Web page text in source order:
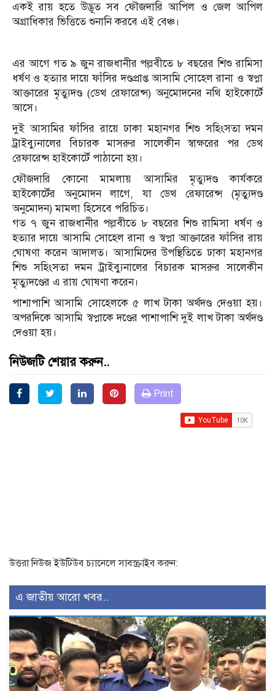
একই রায় হতে উদ্ভূত সব ফৌজদারি আপিল ও জেল আপিল
অগ্রাধিকার ভিত্তিতে শুনানি করবে এই বেঞ্চ।
এর আগে গত ৯ জুন রাজধানীর পল্লবীতে ৮ বছরের শিশু রামিসা
ধর্ষণ ও হত্যার দায়ে ফাঁসির দণ্ডপ্রাপ্ত আসামি সোহেল রানা ও স্বপ্না
আক্তারের মৃত্যুদণ্ড (ডেথ রেফারেন্স) অনুমোদনের নথি হাইকোর্টে
আসে।
দুই আসামির ফাঁসির রায়ে ঢাকা মহানগর শিশু সহিংসতা দমন
ট্রাইব্যুনালের বিচারক মাসরুর সালেকীন স্বাক্ষরের পর ডেথ
রেফারেন্স হাইকোর্টে পাঠানো হয়।
ফৌজদারি কোনো মামলায় আসামির মৃত্যুদণ্ড কার্যকরে
হাইকোর্টের অনুমোদন লাগে, যা ডেথ রেফারেন্স (মৃত্যুদণ্ড
অনুমোদন) মামলা হিসেবে পরিচিত।
গত ৭ জুন রাজধানীর পল্লবীতে ৮ বছরের শিশু রামিসা ধর্ষণ ও
হত্যার দায়ে আসামি সোহেল রানা ও স্বপ্না আক্তারের ফাঁসির রায়
ঘোষণা করেন আদালত। আসামিদের উপস্থিতিতে ঢাকা মহানগর
শিশু সহিংসতা দমন ট্রাইব্যুনালের বিচারক মাসরুর সালেকীন
মৃত্যুদণ্ডের এ রায় ঘোষণা করেন।
পাশাপাশি আসামি সোহেলকে ৫ লাখ টাকা অর্থদণ্ড দেওয়া হয়।
অপরদিকে আসামি স্বপ্নাকে দণ্ডের পাশাপাশি দুই লাখ টাকা অর্থদণ্ড
দেওয়া হয়।
নিউজটি শেয়ার করুন..
Print
উত্তরা নিউজ ইউটিউব চ্যানেলে সাবস্ক্রাইব করুন:
এ জাতীয় আরো খবর..